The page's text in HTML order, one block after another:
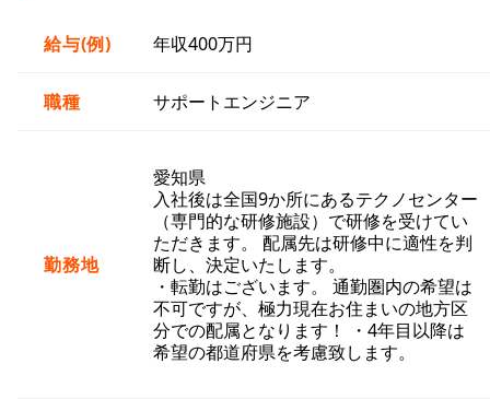
給与(例) 年収400万円
職種 サポートエンジニア
勤務地
愛知県
入社後は全国9か所にあるテクノセンター
（専門的な研修施設）で研修を受けてい
ただきます。 配属先は研修中に適性を判
断し、決定いたします。
・転勤はございます。 通勤圏内の希望は
不可ですが、極力現在お住まいの地方区
分での配属となります！ ・4年目以降は
希望の都道府県を考慮致します。